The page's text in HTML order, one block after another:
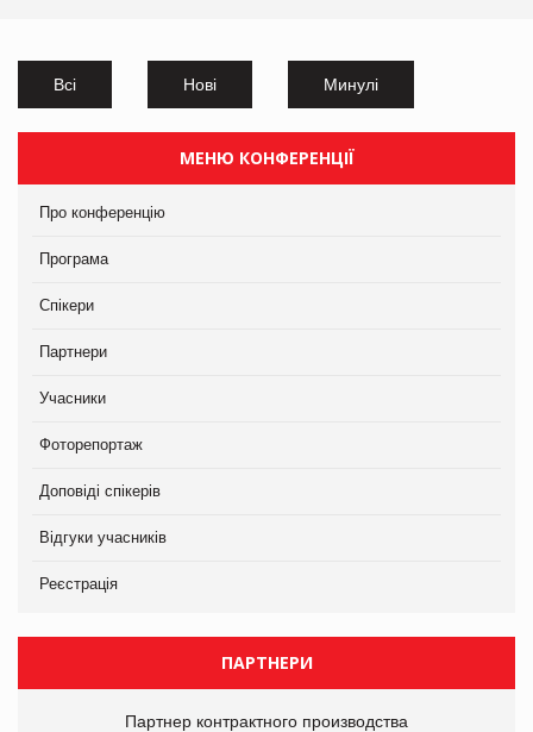
Всі Нові Минулі
МЕНЮ КОНФЕРЕНЦІЇ
Про конференцію
Програма
Спікери
Партнери
Учасники
Фоторепортаж
Доповіді спікерів
Відгуки учасників
Реєстрація
ПАРТНЕРИ
Партнер контрактного производства